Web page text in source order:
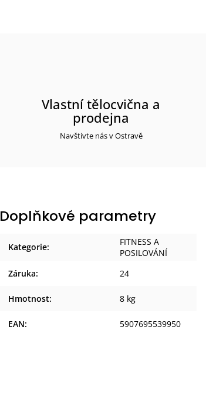
Vlastní tělocvična a
prodejna
Navštivte nás v Ostravě
Doplňkové parametry
Kategorie:
FITNESS A
POSILOVÁNÍ
Záruka: 24
Hmotnost: 8 kg
EAN: 5907695539950